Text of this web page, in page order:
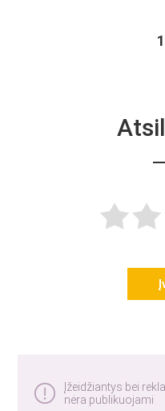
Įžeidžiantys bei
nėra publikuojami